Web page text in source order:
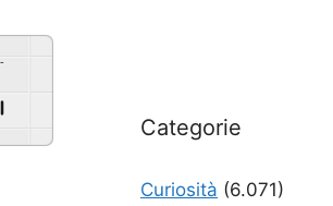
-
Categorie
Curiosità (6.071)